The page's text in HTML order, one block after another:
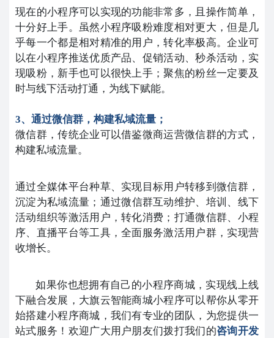
现在的小程序可以实现的功能非常多，且操作简单，
十分好上手。虽然小程序吸粉难度相对更大，但是几
乎每一个都是相对精准的用户，转化率极高。企业可
以在小程序推送优质产品、促销活动、秒杀活动，实
现吸粉，新手也可以很快上手；聚焦的粉丝一定要及
时与线下活动打通，为线下赋能。
3、通过微信群，构建私域流量；
微信群，传统企业可以借鉴微商运营微信群的方式，
构建私域流量。
通过全媒体平台种草、实现目标用户转移到微信群，
沉淀为私域流量；通过微信群互动维护、培训、线下
活动组织等激活用户，转化消费；打通微信群、小程
序、直播平台等工具，全面服务激活用户群，实现营
收增长。
如果你也想拥有自己的小程序商城，实现线上线
下融合发展，大旗云智能商城小程序可以帮你从零开
始搭建小程序商城，我们有专业的团队，为您提供一
站式服务！欢迎广大用户朋友们拨打我们的咨询开发